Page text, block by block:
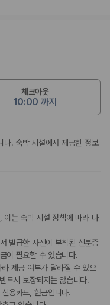
체크아웃
10:00 까지
다. 숙박 시설에서 제공한 정보
이는 숙박 시설 정책에 따라 다
발급한 사진이 부착된 신분증
이 필요할 수 있습니다.
제공 여부가 달라질 수 있으
드시 보장되지는 않습니다.
용카드, 현금입니다.